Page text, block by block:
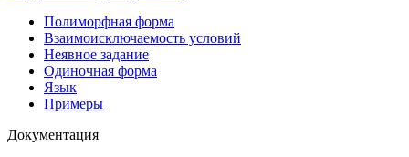
Полиморфная форма
Взаимоисключаемость условий
Неявное задание
Одиночная форма
Язык
Примеры
Документация